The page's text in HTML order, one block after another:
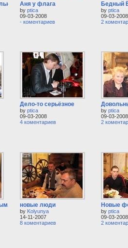
Аня у флага
by ptica
09-03-2008
- коментариев
Бедный
by ptica
09-03-2008
2
Дело-то серьёзное
by ptica
09-03-2008
4 коментариев
by ptica
09-03-2008
2
новые люди
by Kolyunya
14-11-2007
8 коментариев
Новые
by ptica
09-03-2008
2